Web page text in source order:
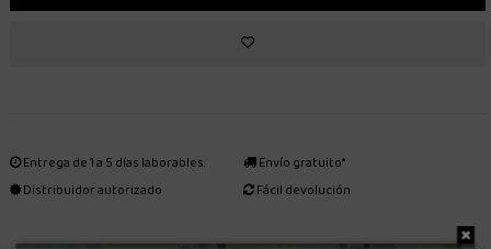
Entrega de 1 a 5 días laborables.
Distribuidor autorizado
Envío gratuito*
Fácil devolución